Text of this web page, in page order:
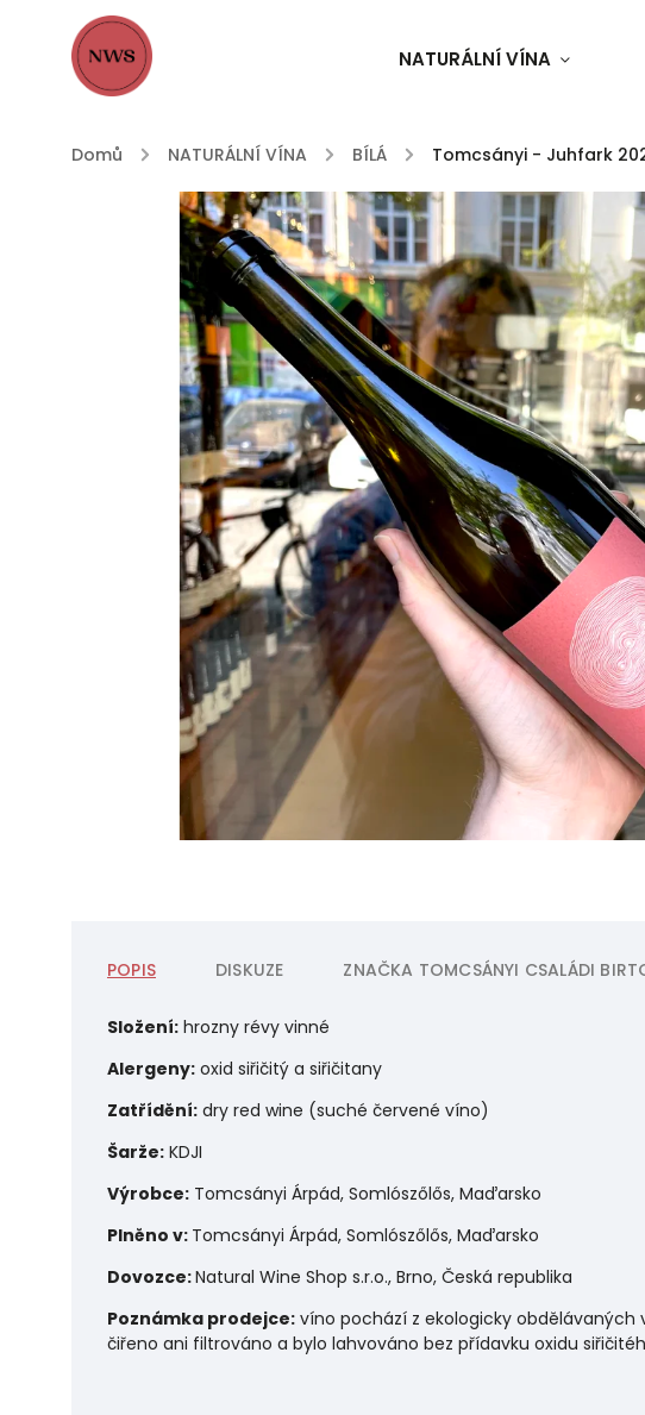
NATURÁLNÍ VÍNA
Domů / NATURÁLNÍ VÍNA / BÍLÁ / Tomcsányi - Juhfark
POPIS DISKUZE ZNAČKA TOMCSÁNYI CSALÁDI
Složení: hrozny révy vinné
Alergeny: oxid siřičitý a siřičitany
Zatřídění: dry red wine (suché červené víno)
Šarže: KDJI
Výrobce: Tomcsányi Árpád, Somlószőlős, Maďarsko
Plněno v: Tomcsányi Árpád, Somlószőlős, Maďarsko
Dovozce:Natural Wine Shop s.r.o., Brno, Česká republika
Poznámka prodejce: víno pochází z ekologicky obdělávaných
čiřeno ani filtrováno a bylo lahvováno bez přídavku oxidu